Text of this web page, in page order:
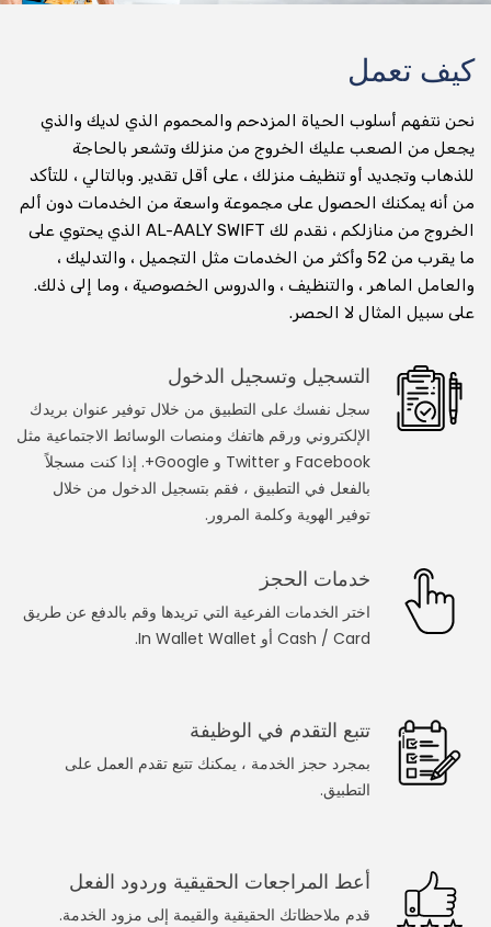
تسليم البقالة
صيدلية التسليم
تسليم المياه المعبأة في زجاجات
استشارة عبر الفيديو عبر الإنترنت
استشر الطبيب على مكالمة الفيديو
استشر محاميًا في مكالمة فيديو
استشر المنجم على مكالمة الفيديو
احصل على تدريب اللياقة على مكالمة الفيديو
النجار
عامل الكهرباء
الرسامين
عامل يدوي
خدمات عند الطلب
كيف تعمل
نحن نتفهم أسلوب الحياة المزدحم والمحموم الذي لديك والذي
يجعل من الصعب عليك الخروج من منزلك وتشعر بالحاجة
للذهاب وتجديد أو تنظيف منزلك ، على أقل تقدير. وبالتالي ، للتأكد
من أنه يمكنك الحصول على مجموعة واسعة من الخدمات دون ألم
الخروج من منازلكم ، نقدم لك AL-AALY SWIFT الذي يحتوي على
ما يقرب من 52 وأكثر من الخدمات مثل التجميل ، والتدليك ،
والعامل الماهر ، والتنظيف ، والدروس الخصوصية ، وما إلى ذلك.
على سبيل المثال لا الحصر.
التسجيل وتسجيل الدخول
سجل نفسك على التطبيق من خلال توفير عنوان بريدك
الإلكتروني ورقم هاتفك ومنصات الوسائط الاجتماعية مثل
Facebook و Twitter و Google+. إذا كنت مسجلاً
بالفعل في التطبيق ، فقم بتسجيل الدخول من خلال
توفير الهوية وكلمة المرور.
خدمات الحجز
اختر الخدمات الفرعية التي تريدها وقم بالدفع عن طريق
Cash / Card أو In Wallet Wallet.
تتبع التقدم في الوظيفة
بمجرد حجز الخدمة ، يمكنك تتبع تقدم العمل على
التطبيق.
أعط المراجعات الحقيقية وردود الفعل
قدم ملاحظاتك الحقيقية والقيمة إلى مزود الخدمة.